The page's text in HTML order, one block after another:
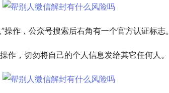
作，公众号搜索后右角有一个官方认证标志。
作，切勿将自己的个人信息发给其它任何人。